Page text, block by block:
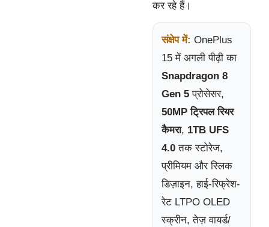
कर रहे हैं।
संक्षेप में: OnePlus
15 में अगली पीढ़ी का
Snapdragon 8
Gen 5 प्रोसेसर,
50MP ट्रिपल रियर
कैमरा, 1TB UFS
4.0 तक स्टोरेज,
प्रीमियम और स्लिक
डिज़ाइन, हाई-रिफ्रेश-
रेट LTPO OLED
स्क्रीन, तेज़ वायर्ड/